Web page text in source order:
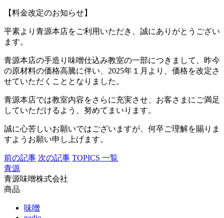
【料金改定のお知らせ】
平素より青源本店をご利用いただき、誠にありがとうござい
ます。
青源本店の手造り味噌仕込み教室の一部につきまして、昨今
の原材料の価格高騰に伴い、2025年１月より、価格を改定さ
せていただくこととなりました。
青源本店では教室内容をさらに充実させ、お客さまにご満足
していただけるよう、努めてまいります。
誠に心苦しいお願いではございますが、何卒ご理解を賜りま
すようお願い申し上げます。
前の記事 次の記事 TOPICS 一覧
青源
青源味噌株式会社
商品
味噌